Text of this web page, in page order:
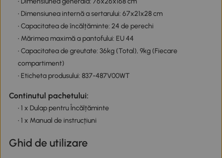
• Dimensiunea internă a sertarului: 67x21x28 cm
• Capacitatea de încălțăminte: 24 de perechi
• Mărimea maximă a pantofului: EU 44
• Capacitatea de greutate: 36kg (Total), 9kg (Fiecare
compartiment)
• Eticheta produsului: 837-487V00WT
Continutul pachetului:
• 1 x Dulap pentru Încălțăminte
• 1 x Manual de instrucțiuni
Ghid de utilizare